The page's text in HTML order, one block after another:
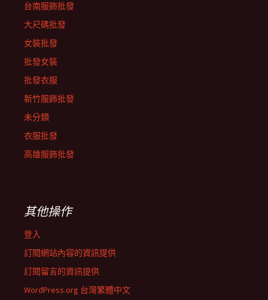
台南服飾批發
大尺碼批發
女裝批發
批發女裝
批發衣服
新竹服飾批發
未分類
衣服批發
高雄服飾批發
其他操作
登入
訂閱網站內容的資訊提供
訂閱留言的資訊提供
WordPress.org 台灣繁體中文